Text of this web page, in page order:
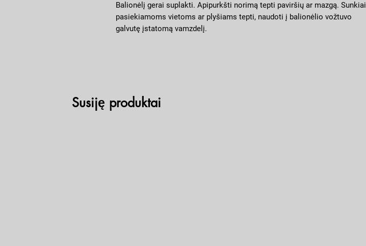
Balionėlį gerai suplakti. Apipurkšti norimą tepti paviršių ar mazgą. Sunkiai
pasiekiamoms vietoms ar plyšiams tepti, naudoti į balionėlio vožtuvo
galvutę įstatomą vamzdelį.
Susiję produktai